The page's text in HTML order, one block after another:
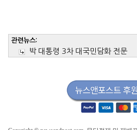
관련뉴스:
박 대통령 3차 대국민담화 전문